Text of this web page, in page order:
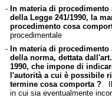
- In materia di
della Legge 241/1990, la
procedimento cosa
procedimentale
- In materia di procedimento
della norma, dettata
1990, che impone di
l'autorità a cui è possibile
termine cosa comporta ?Il
in cui sia eventualmente